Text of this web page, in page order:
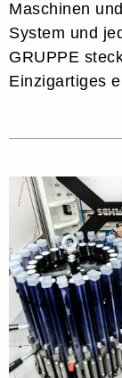
Maschinen
System und
GRUPPE
Einzigartiges